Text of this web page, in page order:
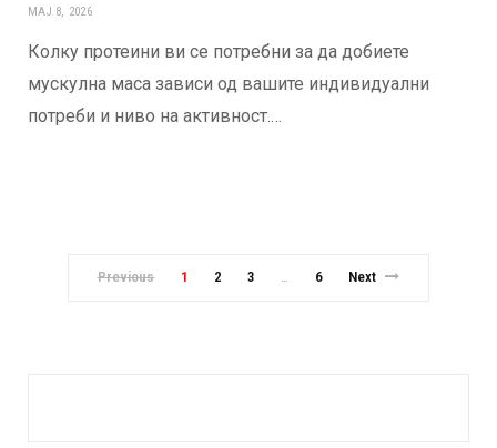
МАЈ 8, 2026
Колку протеини ви се потребни за да добиете
мускулна маса зависи од вашите индивидуални
потреби и ниво на активност.…
Previous 1 2 3 … 6 Next